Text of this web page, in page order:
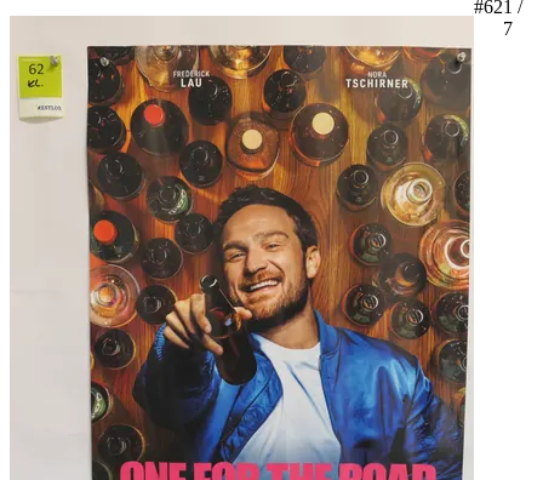
#621 /
7